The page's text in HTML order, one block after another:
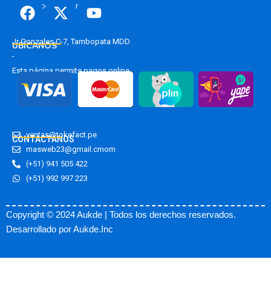
Trabaja con nosotros
F
c
e
b
o
X
-
t
w
i
t
r
Y
u
t
u
b
e
UBÍCANOS
Jr Gonzales C-7, Tambopata MDD
-
Esta página permite pagos online
CONTACTANOS
ventas@tokefact.pe
masweb23@gmail.cmom
(+51) 941 505 422
(+51) 992 997 223
Copyright © 2024 Aukde | Todos los derechos reservados.
Desarrollado porAukde.Inc